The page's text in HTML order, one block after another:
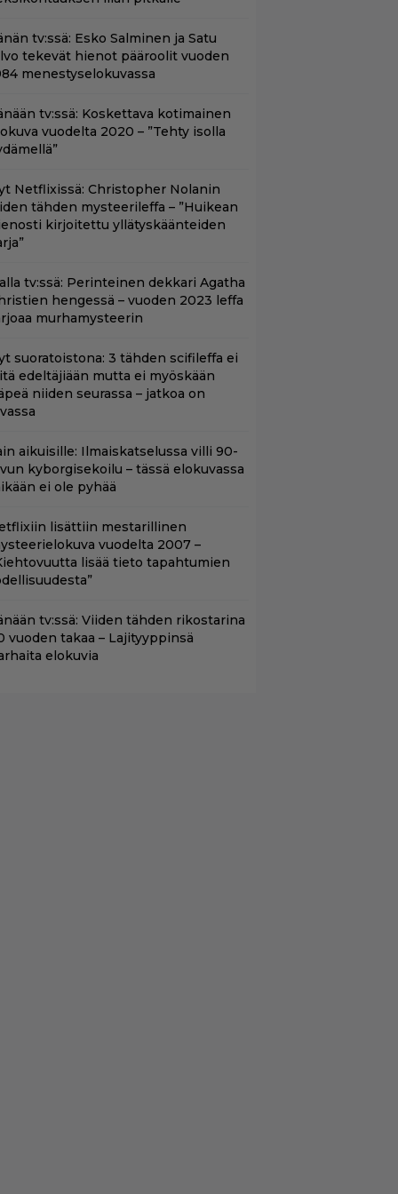
tv:ssä: Esko Salminen ja Satu
tekevät hienot pääroolit vuoden
menestyselokuvassa
tv:ssä: Koskettava kotimainen
vuodelta 2020 – ”Tehty isolla
Netflixissä: Christopher Nolanin
tähden mysteerileffa – ”Huikean
kirjoitettu yllätyskäänteiden
tv:ssä: Perinteinen dekkari Agatha
hengessä – vuoden 2023 leffa
murhamysteerin
suoratoistona: 3 tähden scifileffa ei
edeltäjiään mutta ei myöskään
niiden seurassa – jatkoa on
aikuisille: Ilmaiskatselussa villi 90-
kyborgisekoilu – tässä elokuvassa
ei ole pyhää
lisättiin mestarillinen
vuodelta 2007 –
lisää tieto tapahtumien
tv:ssä: Viiden tähden rikostarina
vuoden takaa – Lajityyppinsä
elokuvia